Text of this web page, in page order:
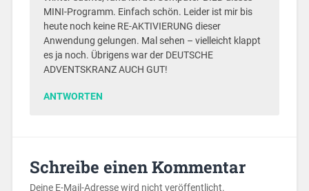
MINI-Programm. Einfach schön. Leider ist mir bis
heute noch keine RE-AKTIVIERUNG dieser
Anwendung gelungen. Mal sehen – vielleicht klappt
es ja noch. Übrigens war der DEUTSCHE
ADVENTSKRANZ AUCH GUT!
ANTWORTEN
Schreibe einen Kommentar
Deine E-Mail-Adresse wird nicht veröffentlicht.